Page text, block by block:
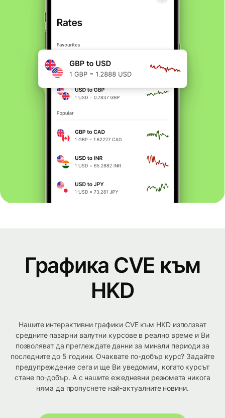
Графика CVE към
HKD
Нашите интерактивни графики CVE към HKD използват
средните пазарни валутни курсове в реално време и Ви
позволяват да преглеждате данни за минали периоди за
последните до 5 години. Очаквате по-добър курс? Задайте
предупреждение сега и ще Ви уведомим, когато курсът
стане по-добър. А с нашите ежедневни резюмета никога
няма да пропуснете най-актуалните новини.